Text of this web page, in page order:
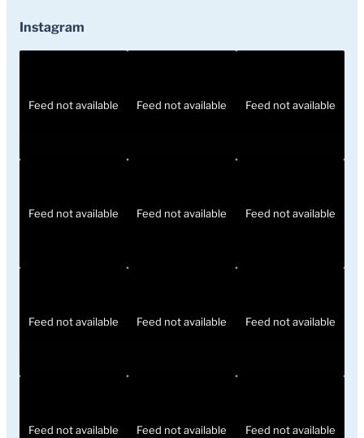
Instagram
Feed not available Feed not available Feed not available
Feed not available Feed not available Feed not available
Feed not available Feed not available Feed not available
Feed not available Feed not available Feed not available